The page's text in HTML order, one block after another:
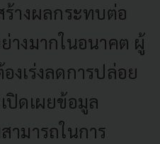
ร้างผลกระทบต่อ
างมากในอนาคต ผู้
งเร่งลดการปล่อย
ปิดเผยข้อมูล
ามารถในการ